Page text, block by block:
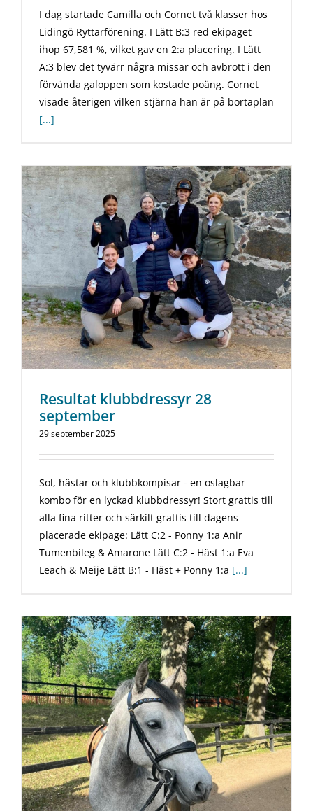
I dag startade Camilla och Cornet två klasser hos
Lidingö Ryttarförening. I Lätt B:3 red ekipaget
ihop 67,581 %, vilket gav en 2:a placering. I Lätt
A:3 blev det tyvärr några missar och avbrott i den
förvända galoppen som kostade poäng. Cornet
visade återigen vilken stjärna han är på bortaplan
[...]
Resultat klubbdressyr 28
september
29 september 2025
Sol, hästar och klubbkompisar - en oslagbar
kombo för en lyckad klubbdressyr! Stort grattis till
alla fina ritter och särkilt grattis till dagens
placerade ekipage: Lätt C:2 - Ponny 1:a Anir
Tumenbileg & Amarone Lätt C:2 - Häst 1:a Eva
Leach & Meije Lätt B:1 - Häst + Ponny 1:a [...]